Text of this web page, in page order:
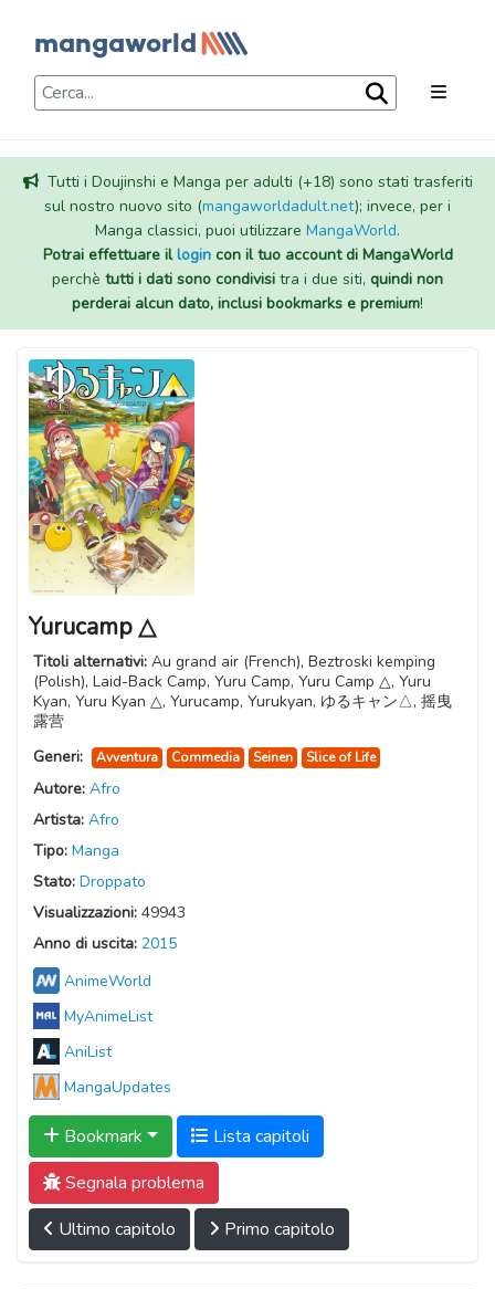
Tutti i Doujinshi e Manga per adulti (+18) sono stati trasferiti
sul nostro nuovo sito (mangaworldadult.net); invece, per i
Manga classici, puoi utilizzare MangaWorld.
Potrai effettuare illogincon il tuo account di MangaWorld
perchè tutti i dati sono condivisi tra i due siti, quindi non
perderai alcun dato, inclusi bookmarks e premium!
Yurucamp △
Titoli alternativi: Au grand air (French), Beztroski kemping
(Polish), Laid-Back Camp, Yuru Camp, Yuru Camp △, Yuru
Kyan, Yuru Kyan △, Yurucamp, Yurukyan, ゆるキャン△, 摇曳
露营
Generi:
Avventura Commedia Seinen Slice of Life
Autore: Afro
Artista: Afro
Tipo: Manga
Stato: Droppato
Visualizzazioni: 49943
Anno di uscita: 2015
AnimeWorld
MyAnimeList
AniList
MangaUpdates
Bookmark
Lista capitoli
Segnala problema
Ultimo capitolo
Primo capitolo